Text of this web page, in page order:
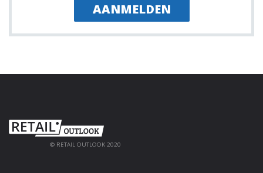
AANMELDEN
© RETAIL OUTLOOK 2020